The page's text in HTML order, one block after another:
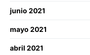
junio 2021
mayo 2021
abril 2021